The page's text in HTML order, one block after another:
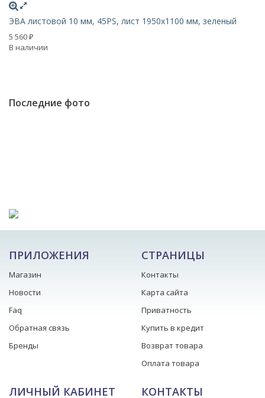
ЭВА листовой 10 мм, 45PS, лист 1950х1100 мм, зеленый
5 560 ₽
В наличии
Последние фото
ПРИЛОЖЕНИЯ
Магазин
Новости
Faq
Обратная связь
Бренды
СТРАНИЦЫ
Контакты
Карта сайта
Приватность
Купить в кредит
Возврат товара
Оплата товара
ЛИЧНЫЙ КАБИНЕТ КОНТАКТЫ